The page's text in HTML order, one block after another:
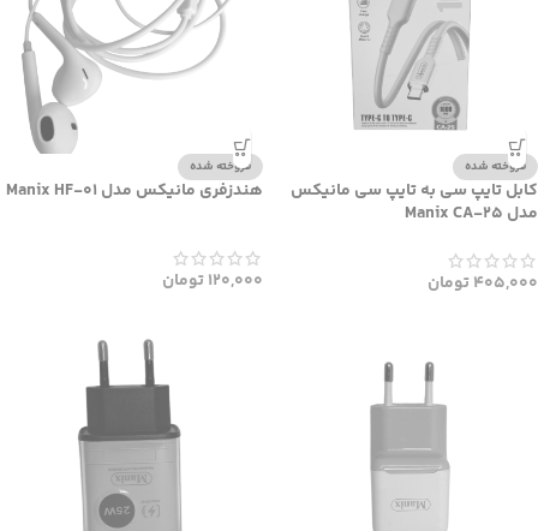
فروخته شده
کابل تایپ سی به تایپ سی مانیکس
مدل Manix CA-25
405,000تومان
فروخته شده
هندزفری مانیکس مدل Manix HF-01
120,000تومان